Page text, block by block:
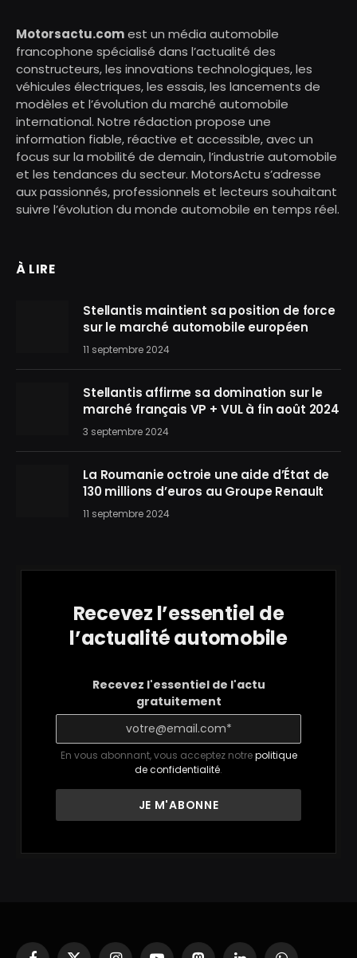
Motorsactu.comest un média automobile
francophone spécialisé dans l’actualité des
constructeurs, les innovations technologiques, les
véhicules électriques, les essais, les lancements de
modèles et l’évolution du marché automobile
international. Notre rédaction propose une
information fiable, réactive et accessible, avec un
focus sur la mobilité de demain, l’industrie automobile
et les tendances du secteur. MotorsActu s’adresse
aux passionnés, professionnels et lecteurs souhaitant
suivre l’évolution du monde automobile en temps réel.
À LIRE
Stellantis maintient sa position de force
sur le marché automobile européen
11 septembre 2024
Stellantis affirme sa domination sur le
marché français VP + VUL à fin août 2024
3 septembre 2024
La Roumanie octroie une aide d’État de
130 millions d’euros au Groupe Renault
11 septembre 2024
Recevez l’essentiel de
l’actualité automobile
Recevez l'essentiel de l'actu
gratuitement
En vous abonnant, vous acceptez notrepolitique
de confidentialité.